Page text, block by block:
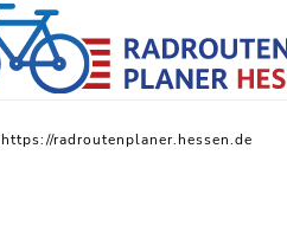
https://radroutenplaner.hessen.de